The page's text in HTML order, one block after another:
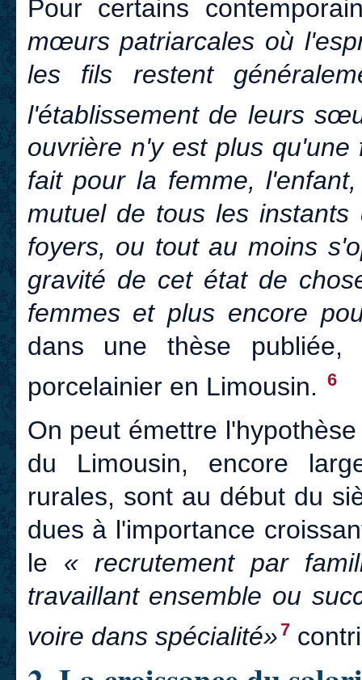
Pour certains
mœurs patriarcales où
les fils restent
l'établissement de leurs
ouvrière n'y est plus
fait pour la femme,
mutuel de tous les
foyers, ou tout au moins
gravité de cet état de
femmes et plus encore
dans une thèse
porcelainier en Limousin. 6
On peut émettre
du Limousin, encore
rurales, sont au début du
dues à l'importance
le « recrutement par
travaillant ensemble ou
voire dans spécialité» 7